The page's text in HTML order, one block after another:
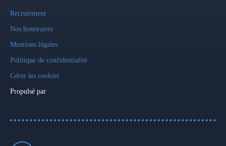
Recrutement
Nos honoraires
Mentions légales
Politique de confidentialité
Gérer les cookies
Propulsé par